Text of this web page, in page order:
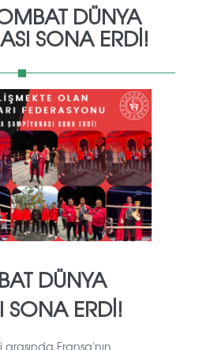
DÜNYA
SONA ERDİ!
DÜNYA
SONA ERDİ!
arasında Fransa'nın